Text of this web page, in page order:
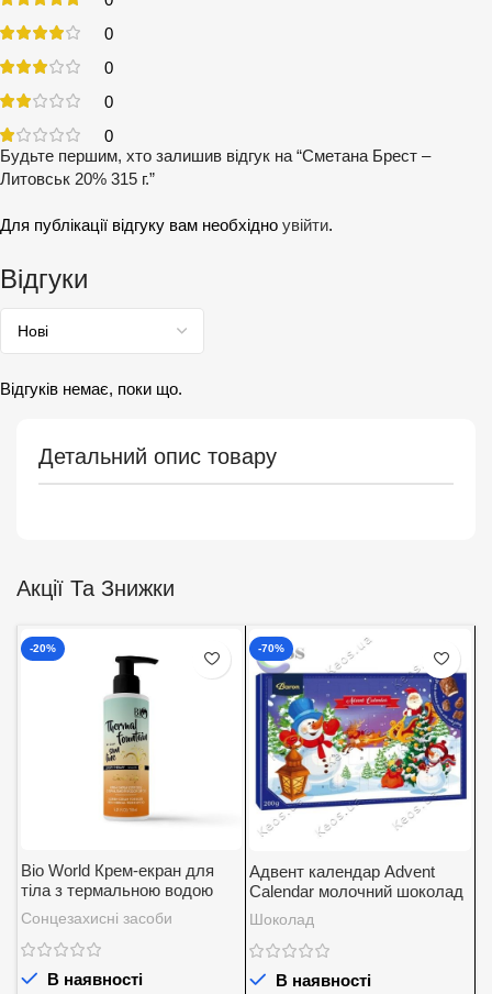
Детальний опис товару
0
0
0
0
Відгуки
Відгуків немає, поки що.
Будьте першим, хто залишив відгук на “Сметана Брест –
Литовськ 20% 315 г.”
Для публікації відгуку вам необхідно увійти.
Акції Та Знижки
-20%
Bio World Крем-екран для
тіла з термальною водою
SPF 30
Сонцезахисні засоби
В наявності
-70%
Адвент календар Advent
Calendar молочний шоколад
із вершковою начинкою
Baron 200 г.
Шоколад
В наявності